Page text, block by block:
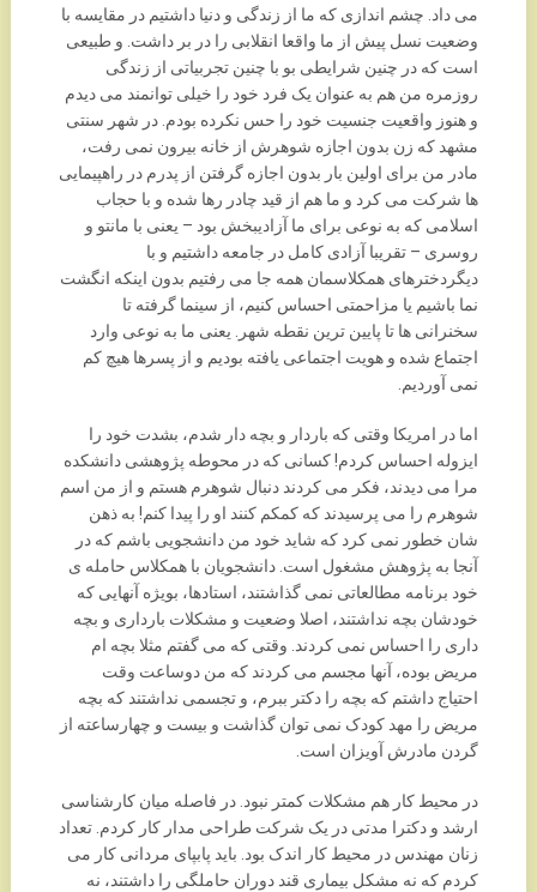
می داد. چشم اندازی که ما از زندگی و دنیا داشتیم در مقایسه با
وضعیت نسل پیش از ما واقعا انقلابی را در بر داشت. و طبیعی
است که در چنین شرایطی بو با چنین تجربیاتی از زندگی
روزمره من هم به عنوان یک فرد خود را خیلی توانمند می دیدم
و هنوز واقعیت جنسیت خود را حس نکرده بودم. در شهر سنتی
مشهد که زن بدون اجازه شوهرش از خانه بیرون نمی رفت،
مادر من برای اولین بار بدون اجازه گرفتن از پدرم در راهپیمایی
ها شرکت می کرد و ما هم از قید چادر رها شده و با حجاب
اسلامی که به نوعی برای ما آزادیبخش بود – یعنی با مانتو و
روسری – تقریبا آزادی کامل در جامعه داشتیم و با
دیگردخترهای همکلاسمان همه جا می رفتیم بدون اینکه انگشت
نما باشیم یا مزاحمتی احساس کنیم، از سینما گرفته تا
سخنرانی ها تا پایین ترین نقطه شهر. یعنی ما به نوعی وارد
اجتماع شده و هویت اجتماعی یافته بودیم و از پسرها هیچ کم
نمی آوردیم.
اما در امریکا وقتی که باردار و بچه دار شدم، بشدت خود را
ایزوله احساس کردم! کسانی که در محوطه پژوهشی دانشکده
مرا می دیدند، فکر می کردند دنبال شوهرم هستم و از من اسم
شوهرم را می پرسیدند که کمکم کنند او را پیدا کنم! به ذهن
شان خطور نمی کرد که شاید خود من دانشجویی باشم که در
آنجا به پژوهش مشغول است. دانشجویان با همکلاس حامله ی
خود برنامه مطالعاتی نمی گذاشتند، استادها، بویژه آنهایی که
خودشان بچه نداشتند، اصلا وضعیت و مشکلات بارداری و بچه
داری را احساس نمی کردند. وقتی که می گفتم مثلا بچه ام
مریض بوده، آنها مجسم می کردند که من دوساعت وقت
احتیاج داشتم که بچه را دکتر ببرم، و تجسمی نداشتند که بچه
مریض را مهد کودک نمی توان گذاشت و بیست و چهارساعته از
گردن مادرش آویزان است.
در محیط کار هم مشکلات کمتر نبود. در فاصله میان کارشناسی
ارشد و دکترا مدتی در یک شرکت طراحی مدار کار کردم. تعداد
زنان مهندس در محیط کار اندک بود. باید پابپای مردانی کار می
کردم که نه مشکل بیماری قند دوران حاملگی را داشتند، نه